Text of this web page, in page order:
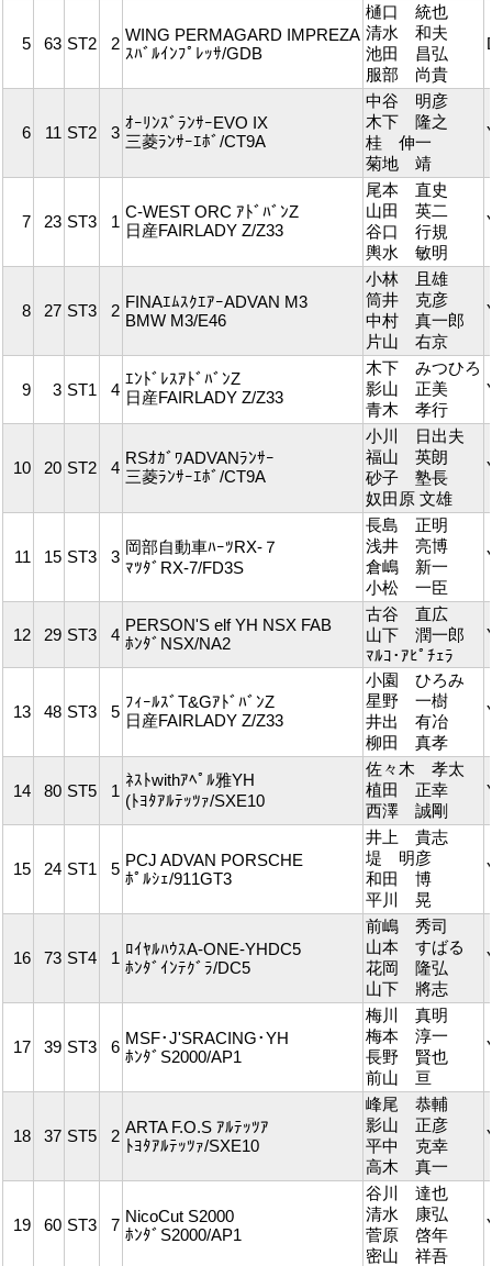
5 63 ST2 2 WING PERMAGARD IMPREZA
ｽﾊﾞﾙｲﾝﾌﾟﾚｯｻ/GDB
樋口 統也
清水 和夫
池田 昌弘
服部 尚貴
6 11 ST2 3
ｵｰﾘﾝｽﾞﾗﾝｻｰEVO IX
三菱ﾗﾝｻｰｴﾎﾞ/CT9A
中谷 明彦
木下 隆之
桂 伸一
菊地 靖
7 23 ST3 1
C-WEST ORC ｱﾄﾞﾊﾞﾝZ
日産FAIRLADY Z/Z33
尾本 直史
山田 英二
谷口 行規
輿水 敏明
8 27 ST3 2 FINAｴﾑｽｸｴｱｰADVAN M3
BMW M3/E46
小林 且雄
筒井 克彦
中村 真一郎
片山 右京
9 3 ST1 4
ｴﾝﾄﾞﾚｽｱﾄﾞﾊﾞﾝZ
日産FAIRLADY Z/Z33
木下 みつひろ
影山 正美
青木 孝行
10 20 ST2 4
RSｵｶﾞﾜADVANﾗﾝｻｰ
三菱ﾗﾝｻｰｴﾎﾞ/CT9A
小川 日出夫
福山 英朗
砂子 塾長
奴田原 文雄
11 15 ST3 3
岡部自動車ﾊｰﾂRX-７
ﾏﾂﾀﾞRX-7/FD3S
長島 正明
浅井 亮博
倉嶋 新一
小松 一臣
12 29 ST3 4
PERSON'S elf YH NSX FAB
ﾎﾝﾀﾞNSX/NA2
古谷 直広
山下 潤一郎
ﾏﾙｺ･ｱﾋﾟﾁｪﾗ
13 48 ST3 5
ﾌｨｰﾙｽﾞT&GｱﾄﾞﾊﾞﾝZ
日産FAIRLADY Z/Z33
小園 ひろみ
星野 一樹
井出 有冶
柳田 真孝
14 80 ST5 1
ﾈｽﾄwithｱﾍﾟﾙ雅YH
(ﾄﾖﾀｱﾙﾃｯﾂｧ/SXE10
佐々木 孝太
植田 正幸
西澤 誠剛
15 24 ST1 5 PCJ ADVAN PORSCHE
ﾎﾟﾙｼｪ/911GT3
井上 貴志
堤 明彦
和田 博
平川 晃
16 73 ST4 1 ﾛｲﾔﾙﾊｳｽA-ONE-YHDC5
ﾎﾝﾀﾞｲﾝﾃｸﾞﾗ/DC5
前嶋 秀司
山本 すばる
花岡 隆弘
山下 將志
17 39 ST3 6 MSF･J'SRACING･YH
ﾎﾝﾀﾞS2000/AP1
梅川 真明
梅本 淳一
長野 賢也
前山 亘
18 37 ST5 2 ARTA F.O.S ｱﾙﾃｯﾂｱ
ﾄﾖﾀｱﾙﾃｯﾂｧ/SXE10
峰尾 恭輔
影山 正彦
平中 克幸
高木 真一
19 60 ST3 7 NicoCut S2000
ﾎﾝﾀﾞS2000/AP1
谷川 達也
清水 康弘
菅原 啓年
密山 祥吾